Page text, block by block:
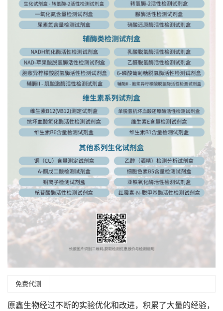
免费代测
原鑫生物经过不断的实验优化和改进，积累了大量的经验，